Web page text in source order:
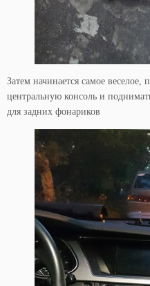
Затем начинается самое
центральную консоль и
для задних фонариков